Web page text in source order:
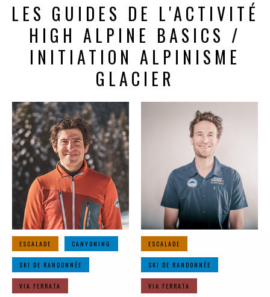
LES GUIDES DE L'ACTIVITÉ
HIGH ALPINE BASICS /
INITIATION ALPINISME
GLACIER
ESCALADE CANYONING
SKI DE RANDONNÉE
VIA FERRATA
ESCALADE
SKI DE RANDONNÉE
VIA FERRATA